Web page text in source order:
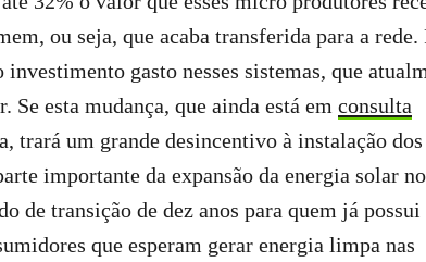
ou seja, que acaba transferida para a rede.
gasto nesses sistemas, que
Se esta mudança, que ainda está em consulta
trará um grande desincentivo à instalação dos
importante da expansão da energia solar
de transição de dez anos para quem já possui
que esperam gerar energia limpa nas